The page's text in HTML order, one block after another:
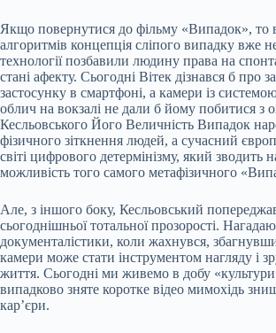
Якщо повернутися до фільму «Випадок», то
алгоритмів концепція сліпого випадку вже
технології позбавили людину права на
стані афекту. Сьогодні Вітек дізнався б про
застосунку в смартфоні, а камери із
облич на вокзалі не дали б йому побитися з
Кесльовського Його Величність Випадок
фізичного зіткнення людей, а сучасний
світі цифрового детермінізму, який зводить
можливість того самого метафізичного
Але, з іншого боку, Кесльовський
сьогоднішньої тотальної прозорості.
документалістики, коли жахнувся,
камери може стати інструментом нагляду і
життя. Сьогодні ми живемо в добу
випадково зняте коротке відео мимохідь
кар’єри.